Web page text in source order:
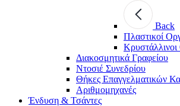
Back
Πλαστικοί
Διακοσμητικά Γραφείου
Ντοσιέ Συνεδρίου
Θήκες Επαγγελματικών
Αριθμομηχανές
Ένδυση & Τσάντες